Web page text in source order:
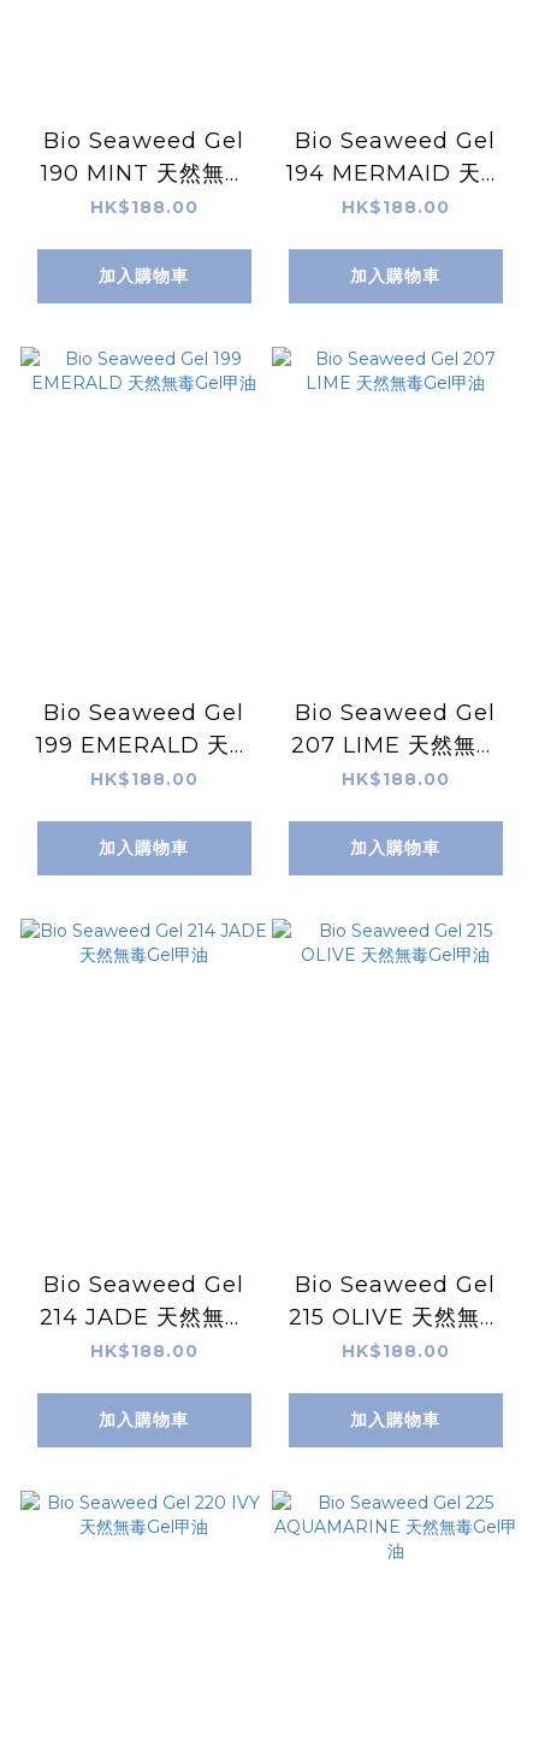
Bio Seaweed Gel
190 MINT 天然無毒
Gel甲油
HK$188.00
加入購物車
Bio Seaweed Gel
194 MERMAID 天然
無毒Gel甲油
HK$188.00
加入購物車
Bio Seaweed Gel
199 EMERALD 天然
無毒Gel甲油
HK$188.00
加入購物車
Bio Seaweed Gel
207 LIME 天然無毒
Gel甲油
HK$188.00
加入購物車
Bio Seaweed Gel
214 JADE 天然無毒
Gel甲油
HK$188.00
加入購物車
Bio Seaweed Gel
215 OLIVE 天然無毒
Gel甲油
HK$188.00
加入購物車